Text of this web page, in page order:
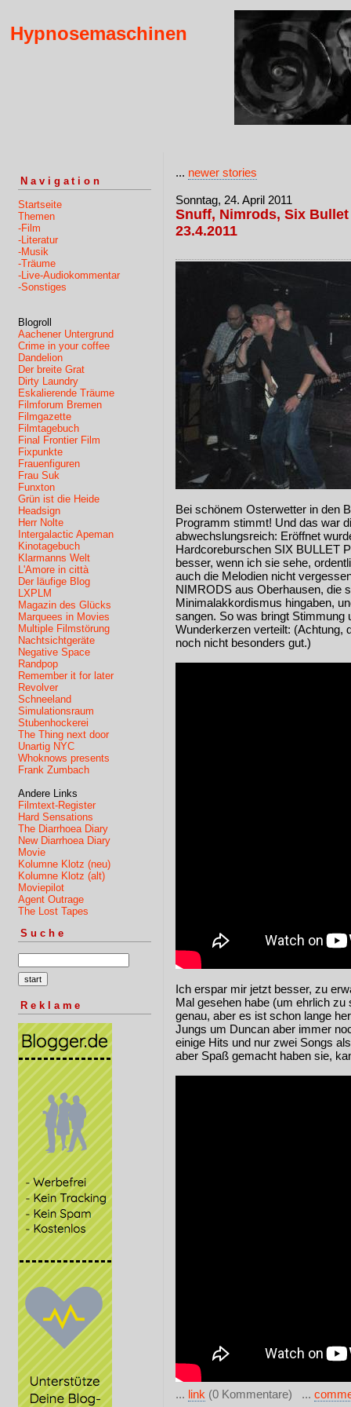
Hypnosemaschinen
Navigation
Startseite
Themen
-Film
-Literatur
-Musik
-Träume
-Live-Audiokommentar
-Sonstiges
Blogroll
Aachener Untergrund
Crime in your coffee
Dandelion
Der breite Grat
Dirty Laundry
Eskalierende Träume
Filmforum Bremen
Filmgazette
Filmtagebuch
Final Frontier Film
Fixpunkte
Frauenfiguren
Frau Suk
Funxton
Grün ist die Heide
Headsign
Herr Nolte
Intergalactic Apeman
Kinotagebuch
Klarmanns Welt
L'Amore in città
Der läufige Blog
LXPLM
Magazin des Glücks
Marquees in Movies
Multiple Filmstörung
Nachtsichtgeräte
Negative Space
Randpop
Remember it for later
Revolver
Schneeland
Simulationsraum
Stubenhockerei
The Thing next door
Unartig NYC
Whoknows presents
Frank Zumbach
Andere Links
Filmtext-Register
Hard Sensations
The Diarrhoea Diary
New Diarrhoea Diary
Movie
Kolumne Klotz (neu)
Kolumne Klotz (alt)
Moviepilot
Agent Outrage
The Lost Tapes
Suche
Reklame
... newer stories
Sonntag, 24. April 2011
Snuff, Nimrods, Six Bullet
23.4.2011
Bei schönem Osterwetter in den
Programm stimmt! Und das war
abwechslungsreich: Eröffnet
Hardcoreburschen SIX BULLET
besser, wenn ich sie sehe,
auch die Melodien nicht
NIMRODS aus Oberhausen, die
Minimalakkordismus hingaben,
sangen. So was bringt Stimmung
Wunderkerzen verteilt: (Achtung,
noch nicht besonders gut.)
Ich erspar mir jetzt besser, zu
Mal gesehen habe (um ehrlich
genau, aber es ist schon lange
Jungs um Duncan aber immer
einige Hits und nur zwei Songs
aber Spaß gemacht haben sie,
... link (0 Kommentare) ...